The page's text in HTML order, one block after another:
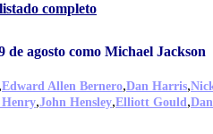
completo
de agosto como Michael Jackson
,Edward Allen Bernero,Dan Harris,
,John Hensley,Elliott Gould,